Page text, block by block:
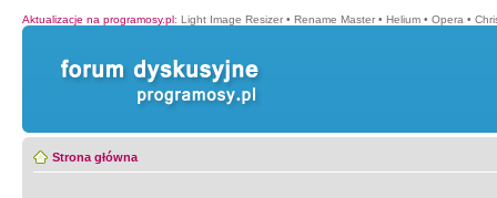
Aktualizacje na programosy.pl: Light Image Resizer • Rename Master • Helium • Opera •
Strona główna